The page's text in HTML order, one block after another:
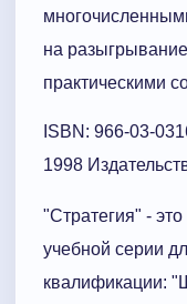
на
практическими
ISBN: 966-03-
1998
"Стратегия" -
учебной серии
квалификации: